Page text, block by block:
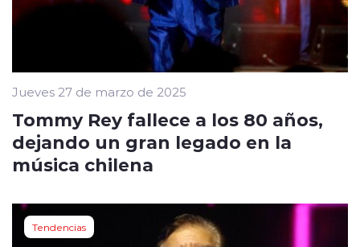
Jueves 27 de marzo de 2025
Tommy Rey fallece a los 80 años,
dejando un gran legado en la
música chilena
Tendencias